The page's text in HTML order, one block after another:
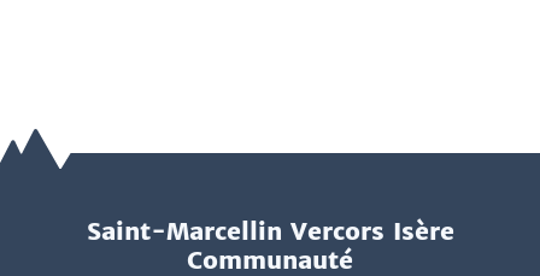
Saint-Marcellin Vercors Isère
Communauté